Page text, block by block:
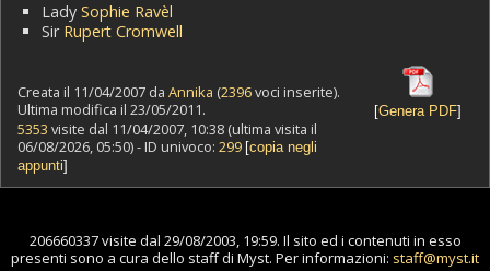
Lady Sophie Ravèl
Sir Rupert Cromwell
Creata il 11/04/2007 da Annika (2396voci inserite).
Ultima modifica il 23/05/2011.
5353 visite dal 11/04/2007, 10:38 (ultima visita il
06/08/2026, 05:50) - ID univoco: 299 [copia negli
appunti]
[Genera PDF]
206660337 visite dal 29/08/2003, 19:59. Il sito ed i contenuti in esso
presenti sono a cura dello staff di Myst. Per informazioni: staff@myst.it